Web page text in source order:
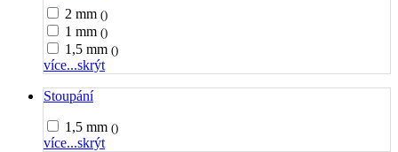
2 mm ()
1 mm ()
1,5 mm ()
více...skrýt
Stoupání
1,5 mm ()
více...skrýt